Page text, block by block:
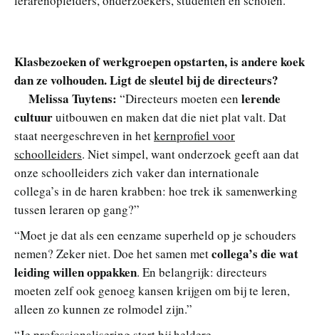
Klasbezoeken of werkgroepen opstarten, is andere koek
dan ze volhouden. Ligt de sleutel bij de directeurs?
Melissa Tuytens: “Directeurs moeten een lerende
cultuuruitbouwen en maken dat die niet plat valt. Dat
staat neergeschreven in hetkernprofiel voor
schoolleiders. Niet simpel, want onderzoek geeft aan dat
onze schoolleiders zich vaker dan internationale
collega’s in de haren krabben: hoe trek ik samenwerking
tussen leraren op gang?”
“Moet je dat als een eenzame superheld op je schouders
nemen? Zeker niet. Doe het samen metcollega’s die wat
leiding willen oppakken. En belangrijk: directeurs
moeten zelf ook genoeg kansen krijgen om bij te leren,
alleen zo kunnen ze rolmodel zijn.”